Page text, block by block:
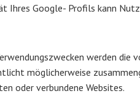
Google- Profils kann
werden
möglicherweise
oder verbundene Websites.